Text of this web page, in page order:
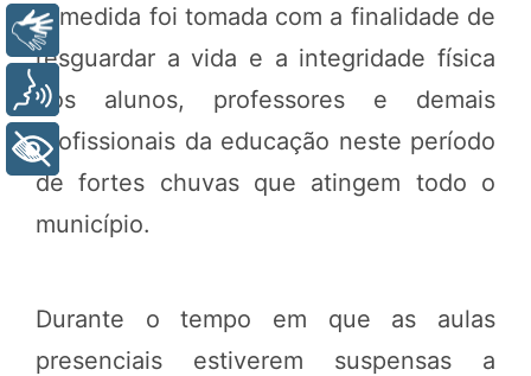
A medida foi tomada com a finalidade de
resguardar a vida e a integridade física
dos alunos, professores e demais
profissionais da educação neste período
de fortes chuvas que atingem todo o
município.
Durante o tempo em que as aulas
presenciais estiverem suspensas a
Libras
Voz
+ Acessibilidade